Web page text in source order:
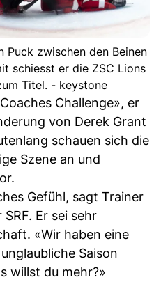
Puck zwischen den Beinen
schiesst er die ZSC Lions
Titel. - keystone
Challenge», er
von Derek Grant
schauen sich die
Szene an und
Gefühl, sagt Trainer
Er sei sehr
«Wir haben eine
Saison
willst du mehr?»